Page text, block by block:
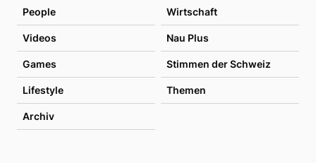
People Wirtschaft
Videos Nau Plus
Games Stimmen der Schweiz
Lifestyle Themen
Archiv